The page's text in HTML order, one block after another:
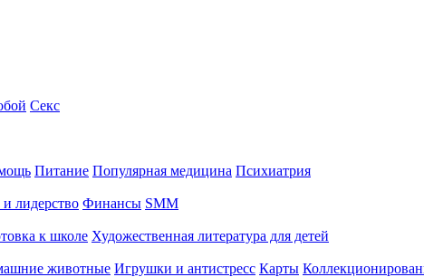
Секс
Питание Популярная медицина Психиатрия
лидерство Финансы SMM
к школе Художественная литература для детей
животные Игрушки и антистресс Карты